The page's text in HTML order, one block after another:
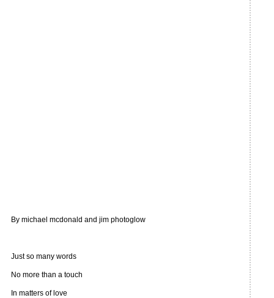
By michael mcdonald and jim photoglow
Just so many words
No more than a touch
In matters of love